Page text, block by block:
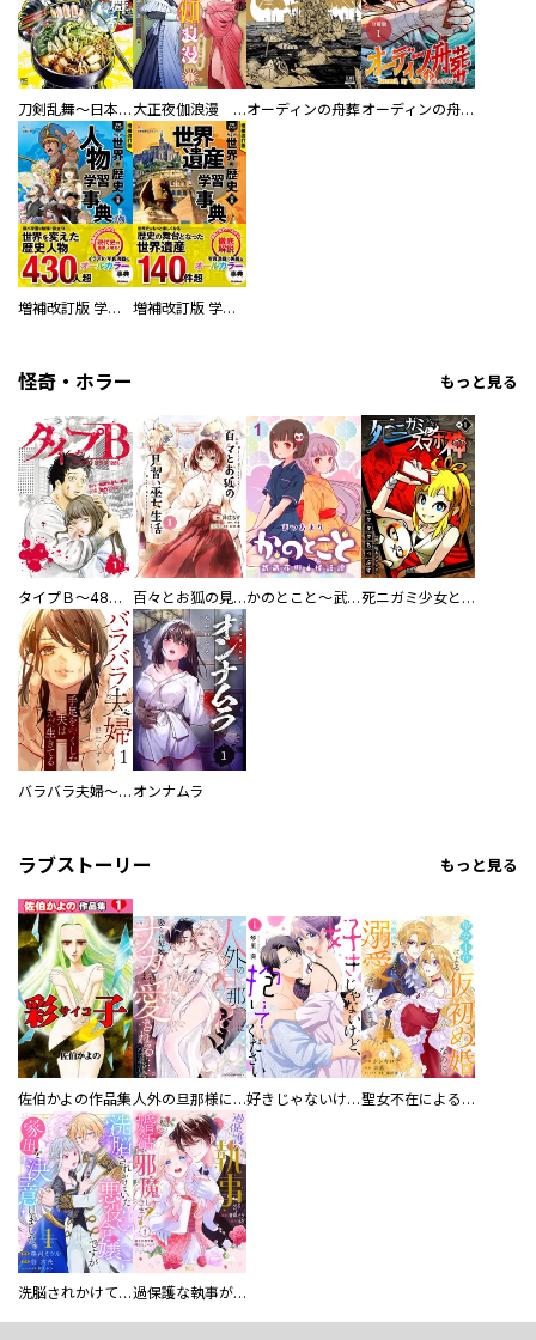
刀剣乱舞～日本号つれづれ酒～ 大正夜伽浪漫 －金曜日の花嫁—オーディンの舟葬 オーディンの舟葬 分冊版
増補改訂版 学研まんが NEW世界の歴史 別巻 人物学習事典 増補改訂版 学研まんが NEW世界の歴史 別巻 世界遺産学習事典
怪奇・ホラー もっと見る
タイプＢ～48時間後、致死率100％～【単話】 百々とお狐の見習い巫女生活【単行本版】 かのとこと～武蔵花町怪話譚～ 【連載版】 死ニガミ少女とスマホ神
バラバラ夫婦～手足をなくした夫はまだ生きてる オンナムラ
ラブストーリー もっと見る
佐伯かよの作品集 人外の旦那様に娶られ毎晩ナカまで愛される…。アンソロジー 好きじゃないけど、抱いてください【電子単行本版／特典おまけ付き】 聖女不在による仮初め婚なのに、不器用な王太子に溺愛されています【電子単行本版／特典おまけ付き】
洗脳されかけていた悪役令嬢ですが家出を決意しました。【電子単行本版／特典おまけ付き】 過保護な執事が私の婚活を邪魔してきます！ 分冊版